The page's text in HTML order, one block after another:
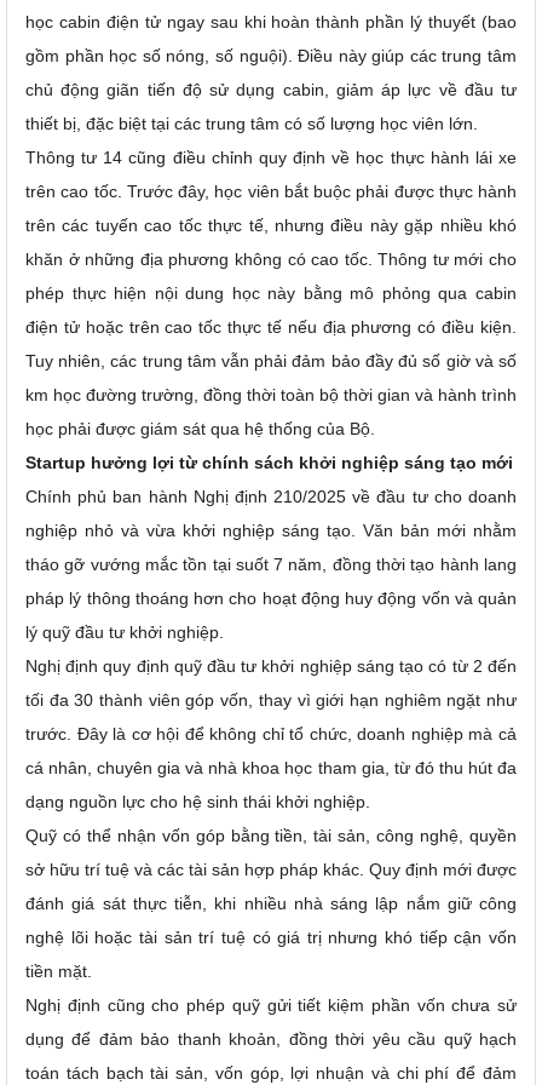
học cabin điện tử ngay sau khi hoàn thành phần lý thuyết (bao
gồm phần học số nóng, số nguội). Điều này giúp các trung tâm
chủ động giãn tiến độ sử dụng cabin, giảm áp lực về đầu tư
thiết bị, đặc biệt tại các trung tâm có số lượng học viên lớn.
Thông tư 14 cũng điều chỉnh quy định về học thực hành lái xe
trên cao tốc. Trước đây, học viên bắt buộc phải được thực hành
trên các tuyến cao tốc thực tế, nhưng điều này gặp nhiều khó
khăn ở những địa phương không có cao tốc. Thông tư mới cho
phép thực hiện nội dung học này bằng mô phỏng qua cabin
điện tử hoặc trên cao tốc thực tế nếu địa phương có điều kiện.
Tuy nhiên, các trung tâm vẫn phải đảm bảo đầy đủ số giờ và số
km học đường trường, đồng thời toàn bộ thời gian và hành trình
học phải được giám sát qua hệ thống của Bộ.
Startup hưởng lợi từ chính sách khởi nghiệp sáng tạo mới
Chính phủ ban hành Nghị định 210/2025 về đầu tư cho doanh
nghiệp nhỏ và vừa khởi nghiệp sáng tạo. Văn bản mới nhằm
tháo gỡ vướng mắc tồn tại suốt 7 năm, đồng thời tạo hành lang
pháp lý thông thoáng hơn cho hoạt động huy động vốn và quản
lý quỹ đầu tư khởi nghiệp.
Nghị định quy định quỹ đầu tư khởi nghiệp sáng tạo có từ 2 đến
tối đa 30 thành viên góp vốn, thay vì giới hạn nghiêm ngặt như
trước. Đây là cơ hội để không chỉ tổ chức, doanh nghiệp mà cả
cá nhân, chuyên gia và nhà khoa học tham gia, từ đó thu hút đa
dạng nguồn lực cho hệ sinh thái khởi nghiệp.
Quỹ có thể nhận vốn góp bằng tiền, tài sản, công nghệ, quyền
sở hữu trí tuệ và các tài sản hợp pháp khác. Quy định mới được
đánh giá sát thực tiễn, khi nhiều nhà sáng lập nắm giữ công
nghệ lõi hoặc tài sản trí tuệ có giá trị nhưng khó tiếp cận vốn
tiền mặt.
Nghị định cũng cho phép quỹ gửi tiết kiệm phần vốn chưa sử
dụng để đảm bảo thanh khoản, đồng thời yêu cầu quỹ hạch
toán tách bạch tài sản, vốn góp, lợi nhuận và chi phí để đảm